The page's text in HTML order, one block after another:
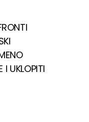
I UKLOPITI